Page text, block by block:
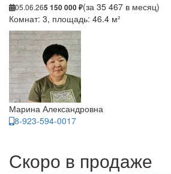
05.06.265 150 000 ₽(за 35 467 в месяц)
Комнат: 3, площадь: 46.4 м²
Марина Александровна
8-923-594-0017
Скоро в продаже